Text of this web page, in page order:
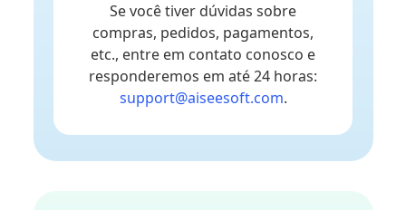
Se você tiver dúvidas sobre
compras, pedidos, pagamentos,
etc., entre em contato conosco e
responderemos em até 24 horas:
support@aiseesoft.com.